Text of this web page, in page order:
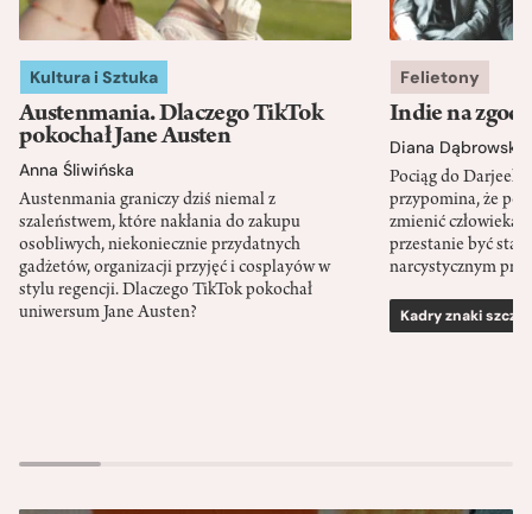
Kultura i Sztuka
Austenmania. Dlaczego TikTok
pokochał Jane Austen
Anna Śliwińska
Austenmania graniczy dziś niemal z
szaleństwem, które nakłania do zakupu
osobliwych, niekoniecznie przydatnych
gadżetów, organizacji przyjęć i cosplayów w
stylu regencji. Dlaczego TikTok pokochał
uniwersum Jane Austen?
Felietony
Indie na
Diana Dąbrowska
Pociąg do
przypomina, że
zmienić człowieka
przestanie być
narcystycznym
Kadry znaki